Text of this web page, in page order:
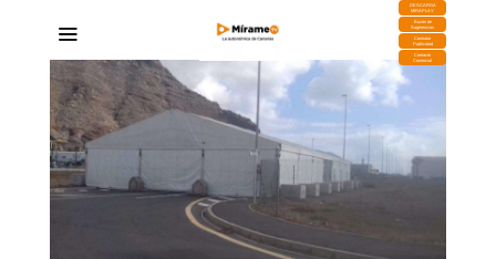
DESCARGA
MIRAPLAY
Buzón de
Sugerencias
Contratar
Publicidad
Contacto
Comercial